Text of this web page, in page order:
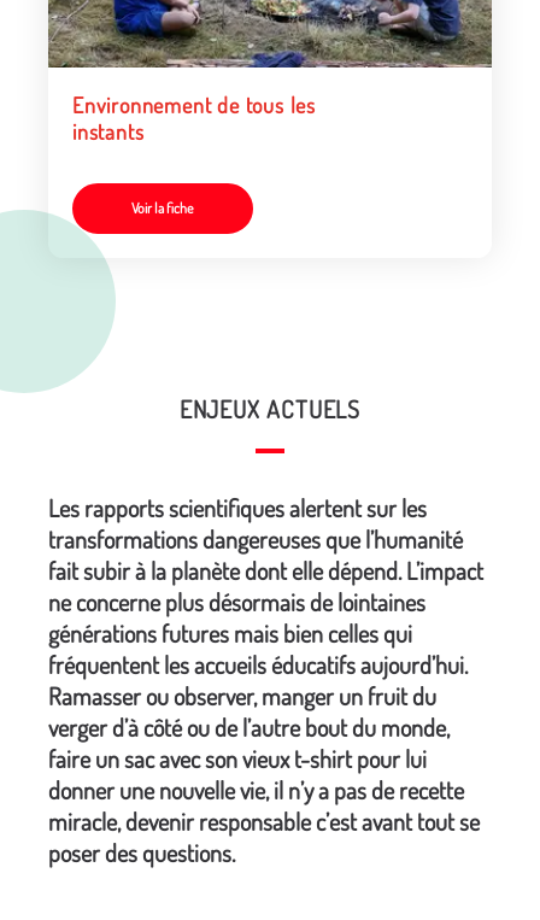
Environnement de tous les
instants
Voir la fiche
ENJEUX ACTUELS
Les rapports scientifiques alertent sur les
transformations dangereuses que l’humanité
fait subir à la planète dont elle dépend. L’impact
ne concerne plus désormais de lointaines
générations futures mais bien celles qui
fréquentent les accueils éducatifs aujourd’hui.
Ramasser ou observer, manger un fruit du
verger d’à côté ou de l’autre bout du monde,
faire un sac avec son vieux t-shirt pour lui
donner une nouvelle vie, il n’y a pas de recette
miracle, devenir responsable c’est avant tout se
poser des questions.